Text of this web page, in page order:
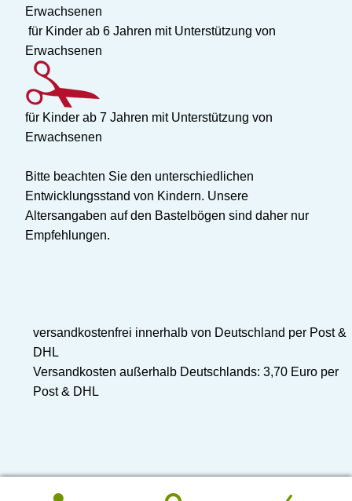
Zustimmen
Diese Website verwendet Cookies. Durch die Nutzung unserer
Erwachsenen
für Kinder ab 6 Jahren mit Unterstützung von
Erwachsenen
für Kinder ab 7 Jahren mit Unterstützung von
Erwachsenen
Bitte beachten Sie den unterschiedlichen
Entwicklungsstand von Kindern. Unsere
Altersangaben auf den Bastelbögen sind daher nur
Empfehlungen.
versandkostenfrei innerhalb von Deutschland per Post &
DHL
Versandkosten außerhalb Deutschlands: 3,70 Euro per
Post & DHL